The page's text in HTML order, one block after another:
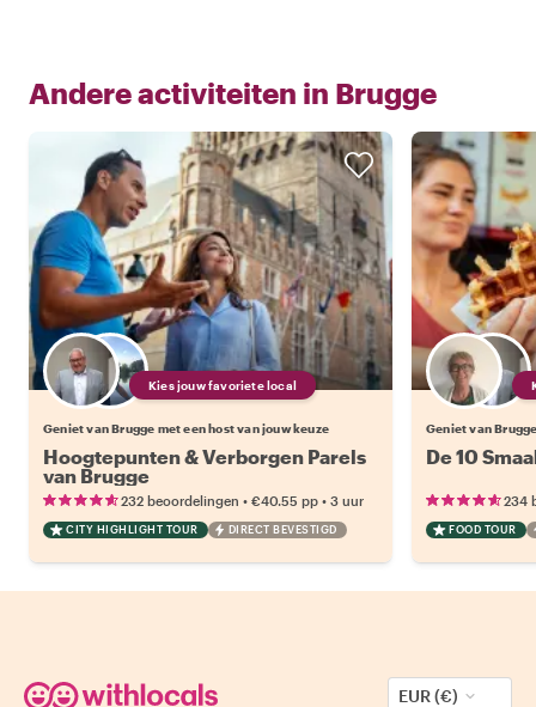
Andere activiteiten in Brugge
Kies jouw favoriete local
Geniet van Brugge met een host van jouw keuze
Hoogtepunten & Verborgen Parels
van Brugge
232 beoordelingen • €40.55 pp • 3 uur
CITY HIGHLIGHT TOUR DIRECT BEVESTIGD
Geniet van
De 10
234
FOOD TOUR
EUR (€)